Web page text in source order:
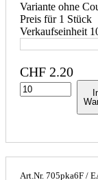
Variante ohne
Preis für 1 Stück
Verkaufseinheit
CHF 2.20
Art.Nr. 705pka6F /